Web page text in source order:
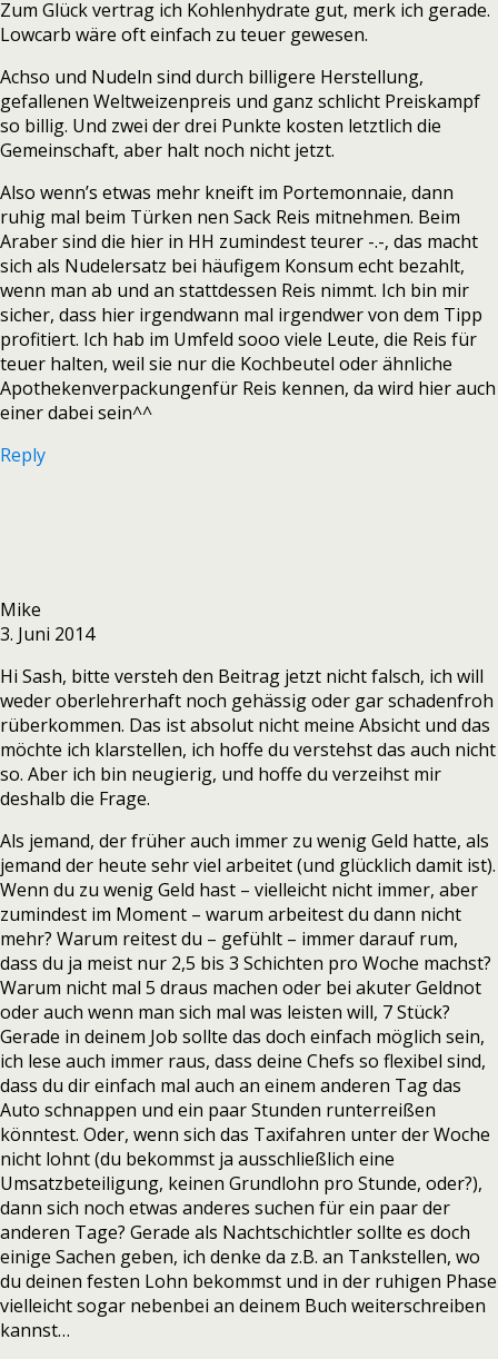
Zum Glück vertrag ich Kohlenhydrate gut, merk ich gerade.
Lowcarb wäre oft einfach zu teuer gewesen.
Achso und Nudeln sind durch billigere Herstellung,
gefallenen Weltweizenpreis und ganz schlicht Preiskampf
so billig. Und zwei der drei Punkte kosten letztlich die
Gemeinschaft, aber halt noch nicht jetzt.
Also wenn’s etwas mehr kneift im Portemonnaie, dann
ruhig mal beim Türken nen Sack Reis mitnehmen. Beim
Araber sind die hier in HH zumindest teurer -.-‚ das macht
sich als Nudelersatz bei häufigem Konsum echt bezahlt,
wenn man ab und an stattdessen Reis nimmt. Ich bin mir
sicher, dass hier irgendwann mal irgendwer von dem Tipp
profitiert. Ich hab im Umfeld sooo viele Leute, die Reis für
teuer halten, weil sie nur die Kochbeutel oder ähnliche
Apothekenverpackungenfür Reis kennen, da wird hier auch
einer dabei sein^^
Reply
Mike
3. Juni 2014
Hi Sash, bitte versteh den Beitrag jetzt nicht falsch, ich will
weder oberlehrerhaft noch gehässig oder gar schadenfroh
rüberkommen. Das ist absolut nicht meine Absicht und das
möchte ich klarstellen, ich hoffe du verstehst das auch nicht
so. Aber ich bin neugierig, und hoffe du verzeihst mir
deshalb die Frage.
Als jemand, der früher auch immer zu wenig Geld hatte, als
jemand der heute sehr viel arbeitet (und glücklich damit ist).
Wenn du zu wenig Geld hast – vielleicht nicht immer, aber
zumindest im Moment – warum arbeitest du dann nicht
mehr? Warum reitest du – gefühlt – immer darauf rum,
dass du ja meist nur 2,5 bis 3 Schichten pro Woche machst?
Warum nicht mal 5 draus machen oder bei akuter Geldnot
oder auch wenn man sich mal was leisten will, 7 Stück?
Gerade in deinem Job sollte das doch einfach möglich sein,
ich lese auch immer raus, dass deine Chefs so flexibel sind,
dass du dir einfach mal auch an einem anderen Tag das
Auto schnappen und ein paar Stunden runterreißen
könntest. Oder, wenn sich das Taxifahren unter der Woche
nicht lohnt (du bekommst ja ausschließlich eine
Umsatzbeteiligung, keinen Grundlohn pro Stunde, oder?),
dann sich noch etwas anderes suchen für ein paar der
anderen Tage? Gerade als Nachtschichtler sollte es doch
einige Sachen geben, ich denke da z.B. an Tankstellen, wo
du deinen festen Lohn bekommst und in der ruhigen Phase
vielleicht sogar nebenbei an deinem Buch weiterschreiben
kannst…